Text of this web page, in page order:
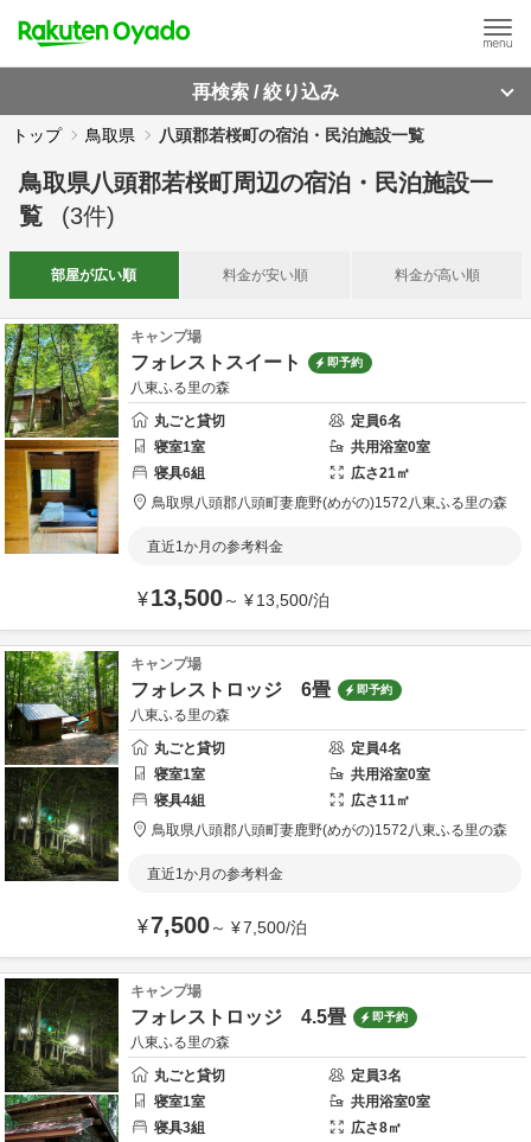
再検索 / 絞り込み
トップ 鳥取県 八頭郡若桜町の宿泊・民泊施設一覧
鳥取県八頭郡若桜町周辺の宿泊・民泊施設一
覧
(3件)
部屋が広い順 料金が安い順 料金が高い順
キャンプ場
フォレストスイート​ 即予約
八東ふる里の森
丸ごと貸切
定員6名
寝室1室 共用浴室0室
寝具6組 広さ21㎡
鳥取県八頭郡八頭町妻鹿野(めがの)1572八東ふる里の森
直近1か月の参考料金
¥13,500～ ¥13,500/泊
キャンプ場
フォレストロッジ 6畳 即予約
八東ふる里の森
丸ごと貸切
定員4名
寝室1室 共用浴室0室
寝具4組 広さ11㎡
鳥取県八頭郡八頭町妻鹿野(めがの)1572八東ふる里の森
直近1か月の参考料金
¥7,500～ ¥7,500/泊
キャンプ場
フォレストロッジ 4.5畳 即予約
八東ふる里の森
丸ごと貸切
定員3名
寝室1室 共用浴室0室
寝具3組 広さ8㎡